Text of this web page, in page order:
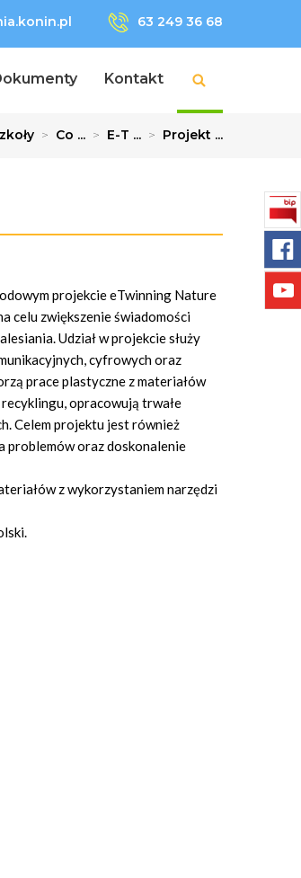
63 249 36 68
Kontakt
> Co ... > E-T ... > Projekt ...
projekcie eTwinning Nature
celu zwiększenie świadomości
Udział w projekcie służy
cyfrowych oraz
prace plastyczne z materiałów
opracowują trwałe
Celem projektu jest również
problemów oraz doskonalenie
z wykorzystaniem narzędzi